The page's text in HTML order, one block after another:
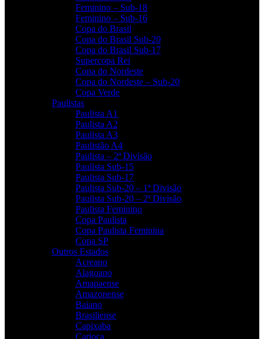
Feminino – Sub-18
Feminino – Sub-16
Copa do Brasil
Copa do Brasil Sub-20
Copa do Brasil Sub-17
Supercopa Rei
Copa do Nordeste
Copa do Nordeste – Sub-20
Copa Verde
Paulistas
Paulista A1
Paulista A2
Paulista A3
Paulistão A4
Paulista – 2ª Divisão
Paulista Sub-15
Paulista Sub-17
Paulista Sub-20 – 1ª Divisão
Paulista Sub-20 – 2ª Divisão
Paulista Feminino
Copa Paulista
Copa Paulista Feminina
Copa SP
Outros Estados
Acreano
Alagoano
Amapaense
Amazonense
Baiano
Brasiliense
Capixaba
Carioca